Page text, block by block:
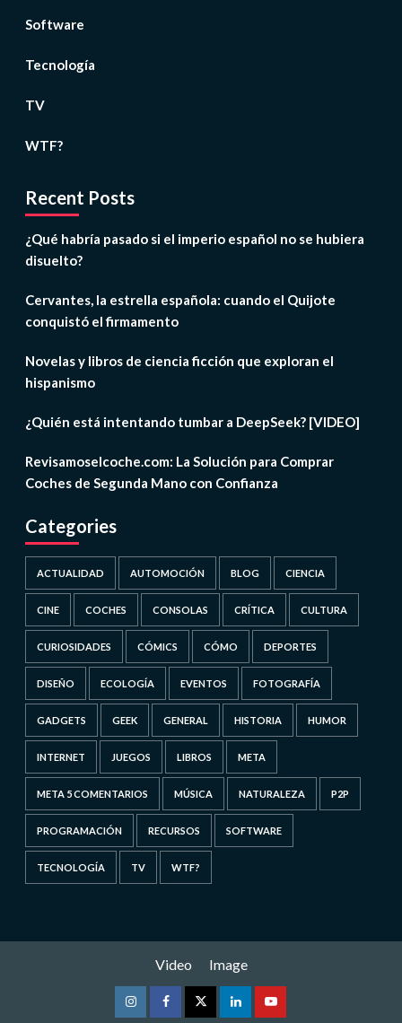
Software
Tecnología
TV
WTF?
Recent Posts
¿Qué habría pasado si el imperio español no se hubiera
disuelto?
Cervantes, la estrella española: cuando el Quijote
conquistó el firmamento
Novelas y libros de ciencia ficción que exploran el
hispanismo
¿Quién está intentando tumbar a DeepSeek? [VIDEO]
Revisamoselcoche.com: La Solución para Comprar
Coches de Segunda Mano con Confianza
Categories
ACTUALIDAD AUTOMOCIÓN BLOG CIENCIA
CINE COCHES CONSOLAS CRÍTICA CULTURA
CURIOSIDADES CÓMICS CÓMO DEPORTES
DISEÑO ECOLOGÍA EVENTOS FOTOGRAFÍA
GADGETS GEEK GENERAL HISTORIA HUMOR
INTERNET JUEGOS LIBROS META
META 5 COMENTARIOS MÚSICA NATURALEZA P2P
PROGRAMACIÓN RECURSOS SOFTWARE
TECNOLOGÍA TV WTF?
Video Image
InstagramFacebookTwitterLinkedinYoutube